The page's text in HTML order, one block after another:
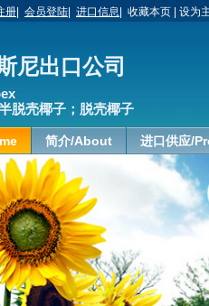
册 会员登陆 进口信息 收藏本页 设为
尼出口公司
脱壳椰子；脱壳椰子
简介/About 进口供应/